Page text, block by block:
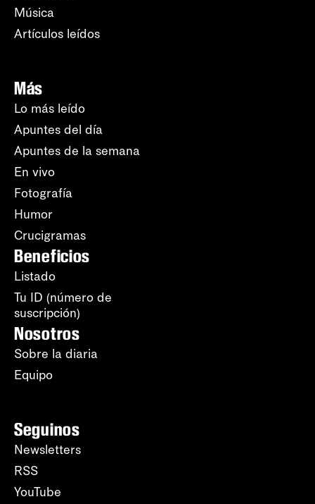
Música
Artículos leídos
Más
Lo más leído
Apuntes del día
Apuntes de la semana
En vivo
Fotografía
Humor
Crucigramas
Beneficios
Listado
Tu ID (número de
suscripción)
Nosotros
Sobre la diaria
Equipo
Seguinos
Newsletters
RSS
YouTube